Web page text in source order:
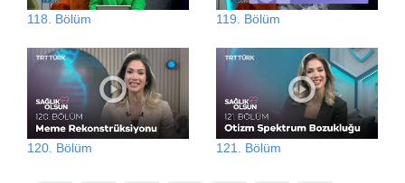
118. Bölüm 119. Bölüm
120. Bölüm 121. Bölüm